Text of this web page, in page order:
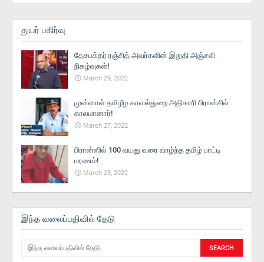
துயர் பகிர்வு
தேசபக்தர் ரஞ்சித் அவர்களின் இறுதி அஞ்சலி
நிகழ்வுகள்!
March 29, 2022
முன்னாள் தமிழீழ காவல்துறை அதிகாரி பிரான்சில்
காலமானார்!
March 27, 2022
பிரான்ஸில் 100 வயது வரை வாழ்ந்த தமிழ் பாட்டி
மரணம்!
March 25, 2022
இந்த வலைப்பதிவில் தேடு